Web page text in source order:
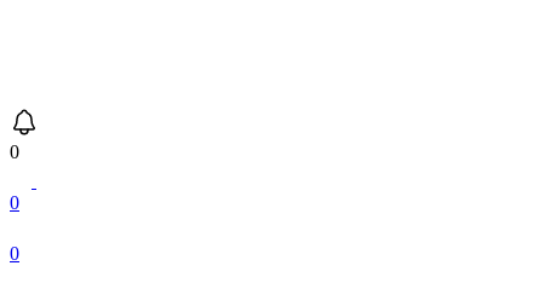
0
0
0